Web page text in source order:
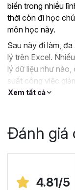
biến trong nhiều
thời còn đi học
môn học này.
Sau này đi làm,
lý trên Excel.
lý dữ liệu như nào,
suất công việc
?Nếu như bạn:
Hoặc trước
Hoặc đã có
muốn nâng
Xem tất cả
Đánh giá
4.81/5